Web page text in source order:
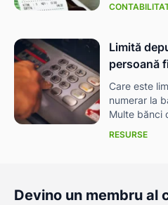
Limită
persoană
Care este
numerar la
Multe bănci
RESURSE
Devino un membru al